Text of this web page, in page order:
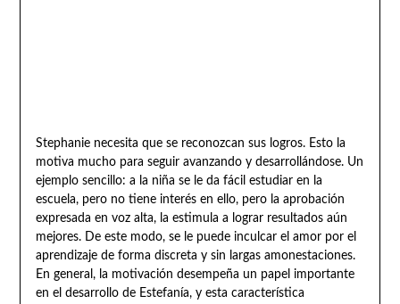
Stephanie necesita que se reconozcan sus logros. Esto la
motiva mucho para seguir avanzando y desarrollándose. Un
ejemplo sencillo: a la niña se le da fácil estudiar en la
escuela, pero no tiene interés en ello, pero la aprobación
expresada en voz alta, la estimula a lograr resultados aún
mejores. De este modo, se le puede inculcar el amor por el
aprendizaje de forma discreta y sin largas amonestaciones.
En general, la motivación desempeña un papel importante
en el desarrollo de Estefanía, y esta característica